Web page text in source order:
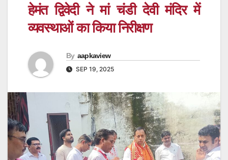
हेमंत द्विवेदी ने मां चंडी देवी मंदिर में
व्यवस्थाओं का किया निरीक्षण
By aapkaview
SEP 19, 2025